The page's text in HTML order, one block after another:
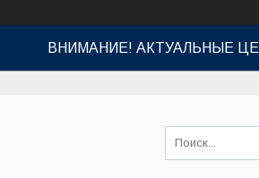
ВНИМАНИЕ! АКТУАЛЬНЫЕ